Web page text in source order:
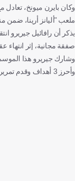
ملعب "أليانز أرينا،
يذكر أن رافائيل جيريرو
صفقة مجانية، إثر انتهاء
وأحرز 3 أهداف وقدم تمريرتين حاسمتين.